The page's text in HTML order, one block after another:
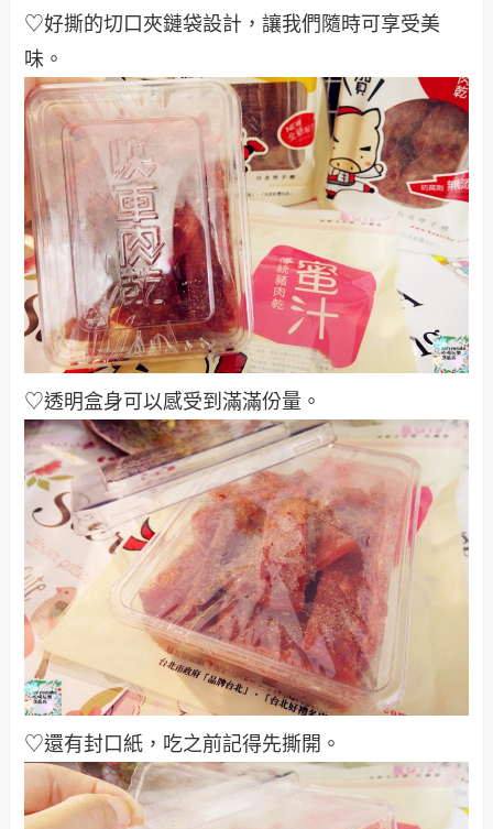
♡好撕的切口夾鏈袋設計，讓我們隨時可享受美
味。
♡透明盒身可以感受到滿滿份量。
♡還有封口紙，吃之前記得先撕開。